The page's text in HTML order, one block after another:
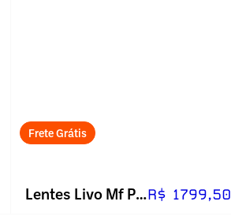
Frete Grátis
Lentes Livo Mf Premium 1.59 Sem ReceitaR$ 1799,50